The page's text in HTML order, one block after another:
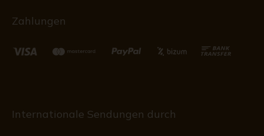
Zahlungen
Internationale Sendungen durch